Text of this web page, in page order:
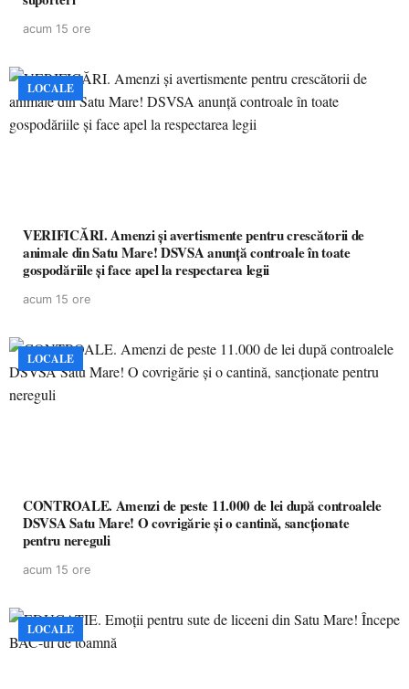
acum 15 ore
LOCALE
VERIFICĂRI. Amenzi și avertismente pentru crescătorii de
animale din Satu Mare! DSVSA anunță controale în toate
gospodăriile și face apel la respectarea legii
acum 15 ore
LOCALE
CONTROALE. Amenzi de peste 11.000 de lei după controalele
DSVSA Satu Mare! O covrigărie și o cantină, sancționate
pentru nereguli
acum 15 ore
LOCALE